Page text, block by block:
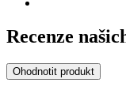
Recenze
Ohodnotit produkt